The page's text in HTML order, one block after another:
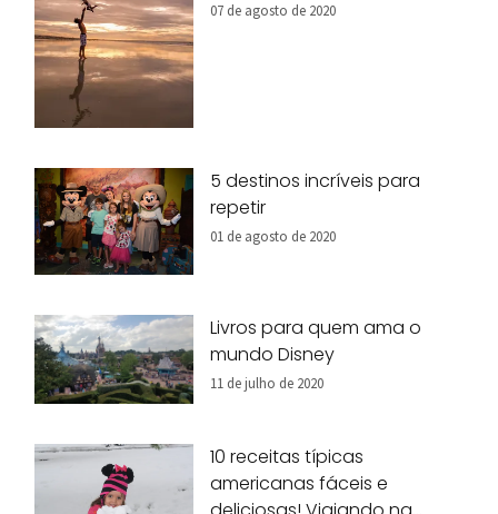
07 de agosto de 2020
5 destinos incríveis para
repetir
01 de agosto de 2020
Livros para quem ama o
mundo Disney
11 de julho de 2020
10 receitas típicas
americanas fáceis e